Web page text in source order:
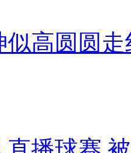
似高圆圆走